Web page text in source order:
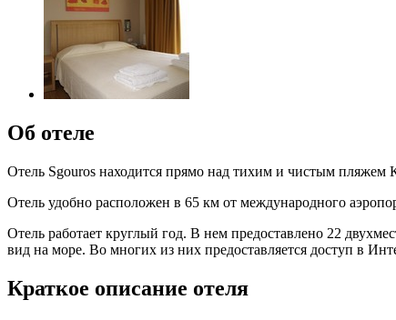
Об отеле
Отель Sgouros находится прямо над тихим и чистым пляжем
Отель удобно расположен в 65 км от международного
Отель работает круглый год. В нем предоставлено 22
вид на море. Во многих из них предоставляется доступ в
Краткое описание отеля